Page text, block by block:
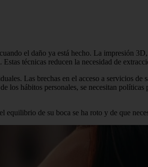
el daño ya está hecho. La impresión
técnicas reducen la necesidad de
Las brechas en el acceso a servicios
los hábitos personales, se necesitan
de su boca se ha roto y de que